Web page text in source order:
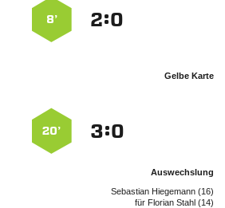
:
8’
Gelbe Karte
:
20’
Auswechslung
  
für   